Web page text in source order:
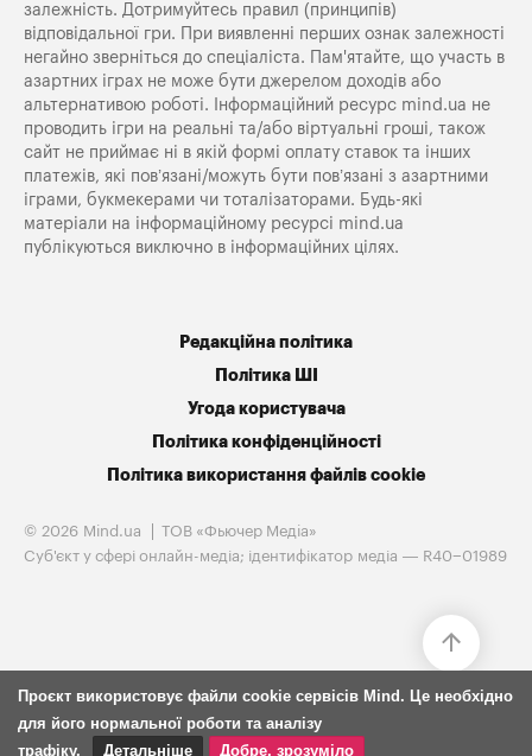
залежність. Дотримуйтесь правил (принципів)
відповідальної гри. При виявленні перших ознак залежності
негайно зверніться до спеціаліста. Пам'ятайте, що участь в
азартних іграх не може бути джерелом доходів або
альтернативою роботі. Інформаційний ресурс mind.ua не
проводить ігри на реальні та/або віртуальні гроші, також
сайт не приймає ні в якій формі оплату ставок та інших
платежів, які пов’язані/можуть бути пов’язані з азартними
іграми, букмекерами чи тоталізаторами. Будь-які
матеріали на інформаційному ресурсі mind.ua
публікуються виключно в інформаційних цілях.
Редакційна політика
Політика ШІ
Угода користувача
Політика конфіденційності
Політика використання файлів cookie
© 2026 Mind.ua
ТОВ «Фьючер Медiа»
Cуб'єкт у сфері онлайн-медіа; ідентифікатор медіа — R40−01989
Проєкт використовує файли cookie сервісів Mind. Це необхідно
для його нормальної роботи та аналізу
трафіку.
Детальніше Добре, зрозуміло